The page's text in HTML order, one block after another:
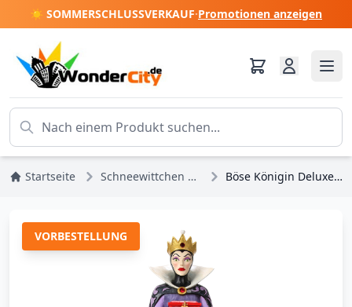
☀️ SOMMERSCHLUSSVERKAUF·Promotionen anzeigen
Startseite Schneewittchen und die 7 Zwerge Böse Königin Deluxe - Disney Traditions
VORBESTELLUNG